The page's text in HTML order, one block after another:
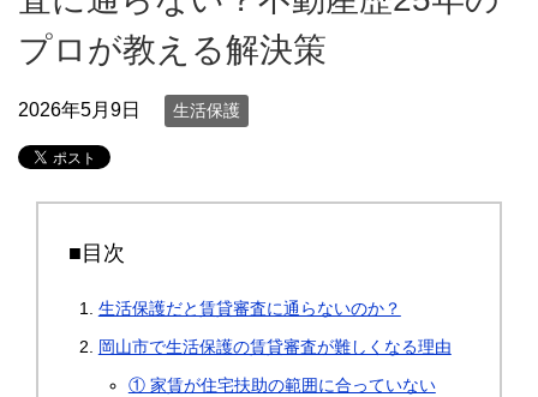
プロが教える解決策
2026年5月9日 生活保護
■目次
生活保護だと賃貸審査に通らないのか？
岡山市で生活保護の賃貸審査が難しくなる理由
① 家賃が住宅扶助の範囲に合っていない